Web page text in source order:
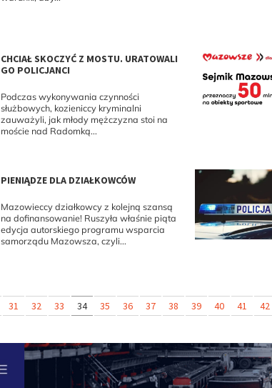
CHCIAŁ SKOCZYĆ Z MOSTU. URATOWALI
GO POLICJANCI
Podczas wykonywania czynności
służbowych, kozieniccy kryminalni
zauważyli, jak młody mężczyzna stoi na
moście nad Radomką...
PIENIĄDZE DLA DZIAŁKOWCÓW
Mazowieccy działkowcy z kolejną szansą
na dofinansowanie! Ruszyła właśnie piąta
edycja autorskiego programu wsparcia
samorządu Mazowsza, czyli...
31 32 33 34 35 36 37 38 39 40 41 42